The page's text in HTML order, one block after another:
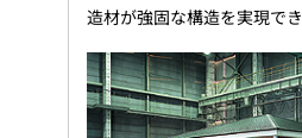
造材が強固な構造を実現でき